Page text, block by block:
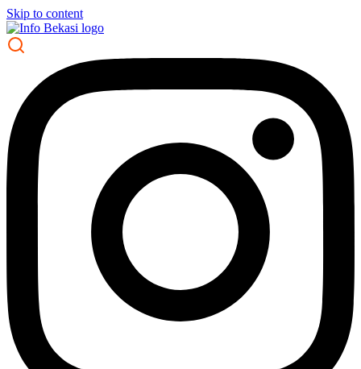
Skip to content